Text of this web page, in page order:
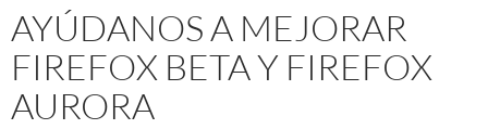
AYÚDANOS A MEJORAR
FIREFOX BETA Y FIREFOX
AURORA